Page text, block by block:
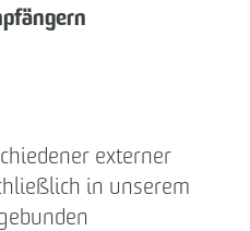
externer
in unserem